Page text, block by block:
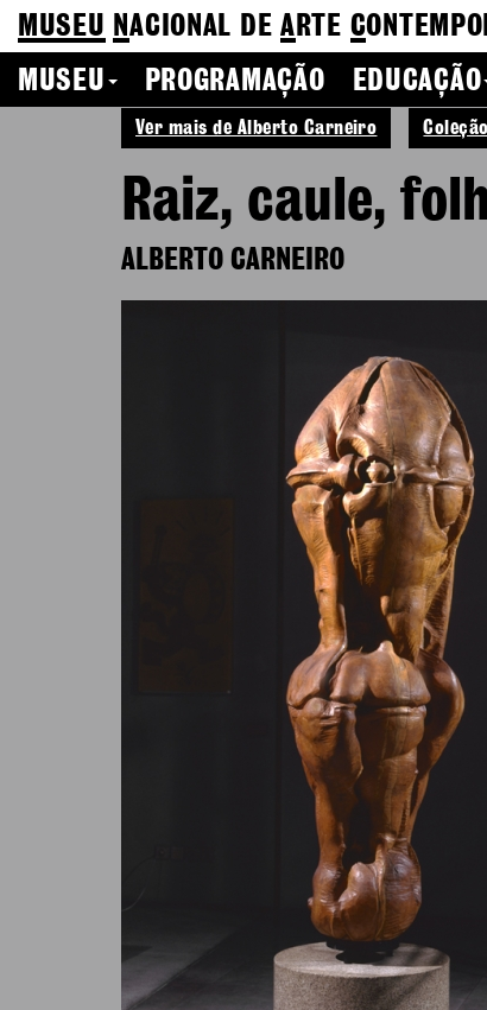
MUSEU NACIONAL DEA RTE C
MUSEU
PROGRAMAÇÃO EDUCAÇÃO
Ver mais de Alberto Carneiro Coleção
Raiz, caule,
ALBERTO CARNEIRO